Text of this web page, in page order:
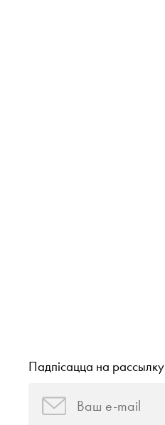
Падпісацца на рассылку